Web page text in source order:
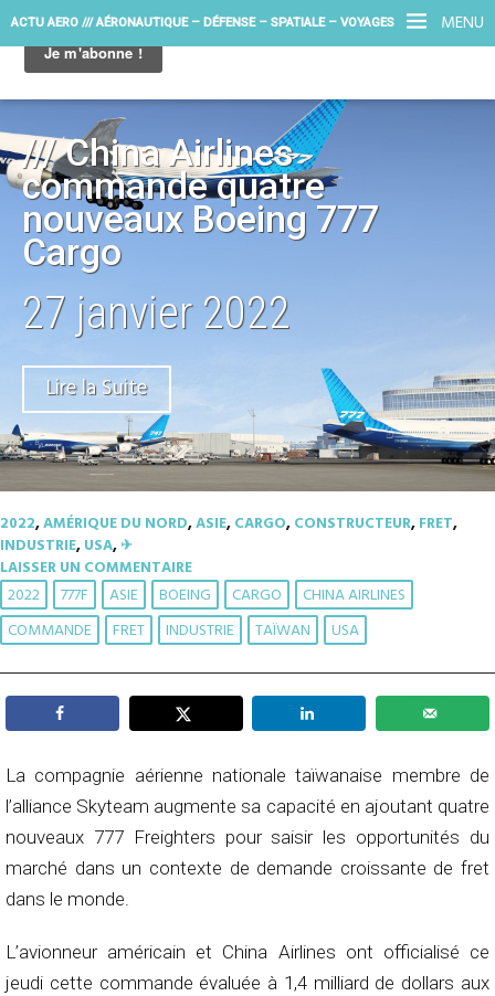
MENU
ACTU AERO /// AÉRONAUTIQUE – DÉFENSE – SPATIALE – VOYAGES
/// China Airlines
commande quatre
nouveaux Boeing 777
Cargo
27 janvier 2022
Lire la Suite
2022,AMÉRIQUE DU NORD,ASIE,CARGO,CONSTRUCTEUR,FRET,
INDUSTRIE,USA,✈︎
LAISSER UN COMMENTAIRE
2022 777F ASIE BOEING CARGO
CHINA AIRLINES
COMMANDE
FRET INDUSTRIE TAÏWAN USA
La compagnie aérienne nationale taïwanaise membre de
l’alliance Skyteam augmente sa capacité en ajoutant quatre
nouveaux 777 Freighters pour saisir les opportunités du
marché dans un contexte de demande croissante de fret
dans le monde.
L’avionneur américain et China Airlines ont officialisé ce
jeudi cette commande évaluée à 1,4 milliard de dollars aux